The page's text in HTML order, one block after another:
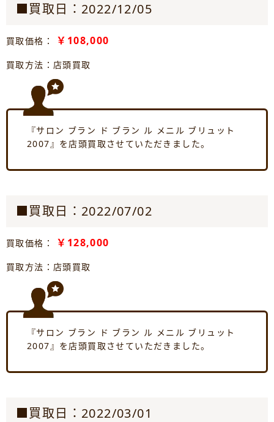
■買取日：2022/12/05
買取価格： ￥108,000
買取方法：店頭買取
『サロン ブラン ド ブラン ル メニル ブリュット
2007』を店頭買取させていただきました。
■買取日：2022/07/02
買取価格： ￥128,000
買取方法：店頭買取
『サロン ブラン ド ブラン ル メニル ブリュット
2007』を店頭買取させていただきました。
■買取日：2022/03/01